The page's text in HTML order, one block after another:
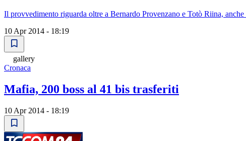
Il provvedimento riguarda oltre a Bernardo Provenzano e Totò Riina,
10 Apr 2014 - 18:19
gallery
Cronaca
Mafia, 200 boss al 41 bis trasferiti
10 Apr 2014 - 18:19